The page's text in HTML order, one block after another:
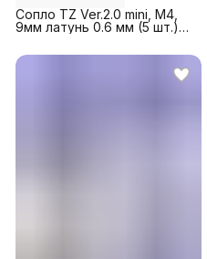
Сопло TZ Ver.2.0 mini, M4,
9мм латунь 0.6 мм (5 шт.)
Lab A1/A1
mini/P2S/H2D/H2C/H2S